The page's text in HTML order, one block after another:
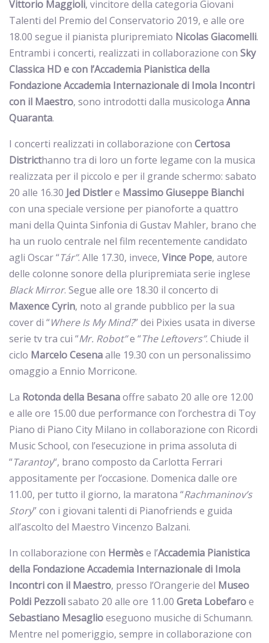
Vittorio Maggioli, vincitore della categoria Giovani
Talenti del Premio del Conservatorio 2019, e alle ore
18.00 segue il pianista pluripremiato NicolasGiacomelli.
Entrambi i concerti, realizzati in collaborazione con Sky
Classica HD econ l’Accademia Pianistica della
Fondazione Accademia Internazionale di Imola Incontri
con il Maestro, sono introdotti dalla musicologa Anna
Quaranta.
I concerti realizzati in collaborazione con Certosa
Districthanno tra di loro un forte legame con la musica
realizzata per il piccolo e per il grande schermo: sabato
20 alle 16.30 Jed Distlere Massimo Giuseppe Bianchi
con una speciale versione per pianoforte a quattro
mani della Quinta Sinfonia di Gustav Mahler, brano che
ha un ruolo centrale nel film recentemente candidato
agli Oscar “Tár”. Alle 17.30, invece, Vince Pope, autore
delle colonne sonore della pluripremiata serie inglese
Black Mirror. Segue alle ore 18.30 il concerto di
MaxenceCyrin, noto al grande pubblico per la sua
cover di “Where Is My Mind?” dei Pixies usata in diverse
serie tv tra cui “Mr. Robot”e “The Leftovers”. Chiude il
ciclo MarceloCesenaalle 19.30 con un personalissimo
omaggio a Ennio Morricone.
La Rotonda della Besanaoffre sabato 20 alle ore 12.00
e alle ore 15.00 due performance con l’orchestra di Toy
Piano di Piano City Milano in collaborazione con Ricordi
Music School, con l’esecuzione in prima assoluta di
“Tarantoy“, brano composto da Carlotta Ferrari
appositamente per l’occasione. Domenica dalle ore
11.00, per tutto il giorno, la maratona “Rachmaninov’s
Story” con i giovani talenti di Pianofriends e guida
all’ascolto del Maestro Vincenzo Balzani.
In collaborazione con Hermèse l’Accademia Pianistica
della Fondazione Accademia Internazionale di Imola
Incontri con il Maestro, presso l’Orangerie del Museo
Poldi Pezzolisabato 20 alle ore 11.00 Greta Lobefaroe
Sebastiano Mesaglioeseguono musiche di Schumann.
Mentre nel pomeriggio, sempre in collaborazione con